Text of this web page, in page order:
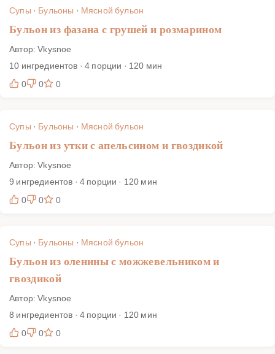
диаграммами и лайфхаками ресторанных шефов.
Супы · Бульоны · Мясной бульон
Бульон из фазана с грушей и розмарином
Автор: Vkysnoe
10 ингредиентов · 4 порции · 120 мин
0
0 0
Супы · Бульоны · Мясной бульон
Бульон из утки с апельсином и гвоздикой
Автор: Vkysnoe
9 ингредиентов · 4 порции · 120 мин
0
0 0
Супы · Бульоны · Мясной бульон
Бульон из оленины с можжевельником и
гвоздикой
Автор: Vkysnoe
8 ингредиентов · 4 порции · 120 мин
0
0 0